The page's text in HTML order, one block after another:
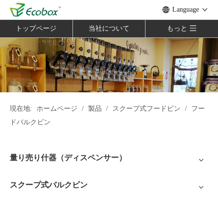
Language
トップページ 当社について もっと
現在地: ホームページ / 製品 / スクープ式フードビン /
フー
ドバルクビン
量り売り什器（ディスペンサー）
スクープ式バルクビン